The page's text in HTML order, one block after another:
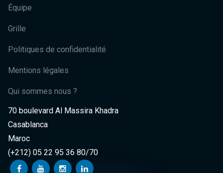
Équipe
Grille
Politiques de confidentialité
Mentions légales
Qui sommes nous ?
70 boulevard Al Massira Khadra
Casablanca
Maroc
(+212) 05 22 95 36 80/70